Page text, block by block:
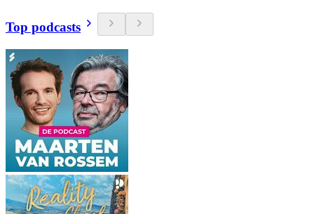
Top podcasts